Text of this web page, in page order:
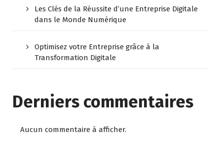
Les Clés de la Réussite d’une Entreprise Digitale
dans le Monde Numérique
Optimisez votre Entreprise grâce à la
Transformation Digitale
Derniers commentaires
Aucun commentaire à afficher.